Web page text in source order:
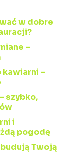
w dobre
–
–
szybko,
i
pogodę
Twoją